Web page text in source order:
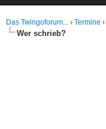
Das Twingoforum... › Termine ›
Wer schrieb?